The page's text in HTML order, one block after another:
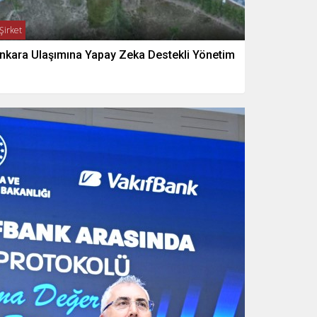
Şirket
Ulaşımına Yapay Zeka Destekli Yönetim